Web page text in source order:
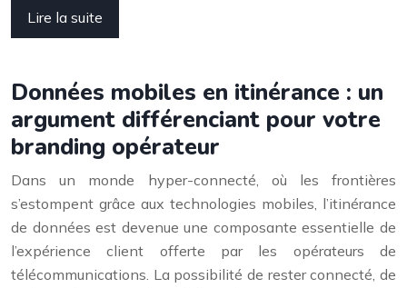
Lire la suite
Données mobiles en itinérance : un
argument différenciant pour votre
branding opérateur
Dans un monde hyper-connecté, où les frontières
s’estompent grâce aux technologies mobiles, l’itinérance
de données est devenue une composante essentielle de
l’expérience client offerte par les opérateurs de
télécommunications. La possibilité de rester connecté, de